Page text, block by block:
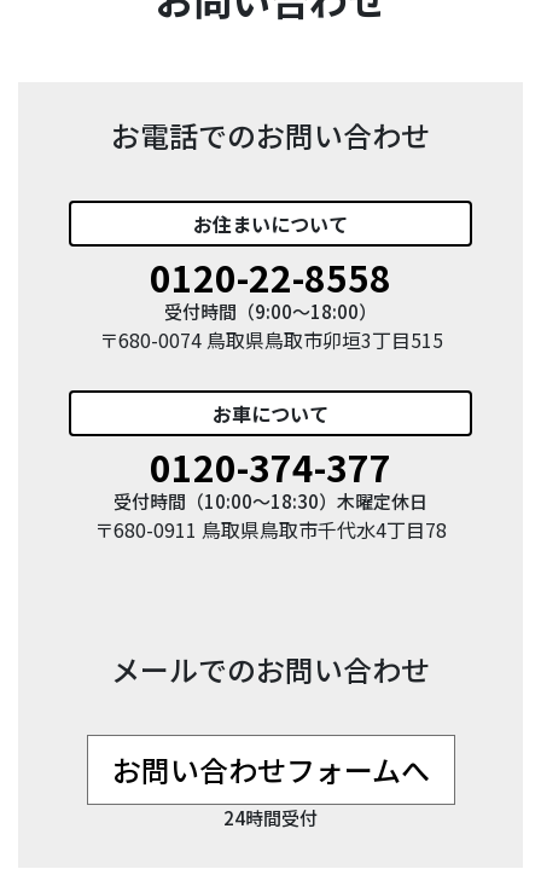
お電話でのお問い合わせ
お住まいについて
0120-22-8558
受付時間（9:00〜18:00）
〒680-0074 鳥取県鳥取市卯垣3丁目515
お車について
0120-374-377
受付時間（10:00〜18:30）木曜定休日
〒680-0911 鳥取県鳥取市千代水4丁目78
メールでのお問い合わせ
お問い合わせフォームへ
24時間受付